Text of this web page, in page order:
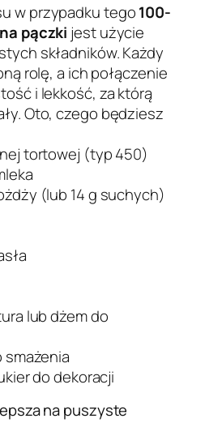
w przypadku tego100-
pączki jest użycie
składników. Każdy
rolę, a ich połączenie
i lekkość, za którą
Oto, czego będziesz
tortowej (typ 450)
(lub 14 g suchych)
lub dżem do
smażenia
do dekoracji
na puszyste